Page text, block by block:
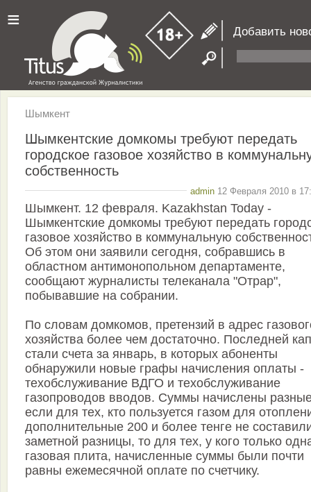
≡ Добавить
Шымкент
Шымкентские домкомы требуют передать
городское газовое хозяйство в
собственность
admin 12 Февраля 2010 в
Шымкент. 12 февраля. Kazakhstan Today -
Шымкентские домкомы требуют передать
газовое хозяйство в коммунальную
Об этом они заявили сегодня, собравшись в
областном антимонопольном департаменте,
сообщают журналисты телеканала "Отрар",
побывавшие на собрании.
По словам домкомов, претензий в адрес
хозяйства более чем достаточно. Последней
стали счета за январь, в которых абоненты
обнаружили новые графы начисления оплаты -
техобслуживание ВДГО и техобслуживание
газопроводов вводов. Суммы начислены
если для тех, кто пользуется газом для
дополнительные 200 и более тенге не
заметной разницы, то для тех, у кого только
газовая плита, начисленные суммы были почти
равны ежемесячной оплате по счетчику.